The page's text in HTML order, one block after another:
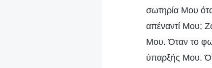
σωτηρία Μου
απέναντί Μου;
Μου. Όταν το
ύπαρξής Μου.